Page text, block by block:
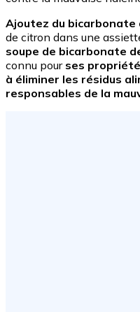
Ajoutez du bicarbonate
de citron dans une
soupe de bicarbonate
connu pour ses
à éliminer les résidus
responsables de la